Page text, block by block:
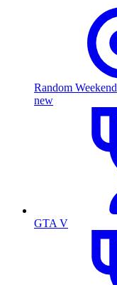
Random Weekend
new
GTA V